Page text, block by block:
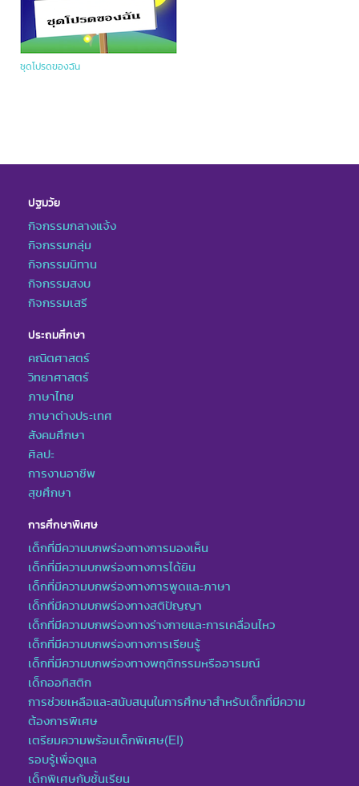
ชุดโปรดของฉัน
ปฐมวัย
กิจกรรมกลางแจ้ง
กิจกรรมกลุ่ม
กิจกรรมนิทาน
กิจกรรมสงบ
กิจกรรมเสรี
ประถมศึกษา
คณิตศาสตร์
วิทยาศาสตร์
ภาษาไทย
ภาษาต่างประเทศ
สังคมศึกษา
ศิลปะ
การงานอาชีพ
สุขศึกษา
การศึกษาพิเศษ
เด็กที่มีความบกพร่องทางการมองเห็น
เด็กที่มีความบกพร่องทางการได้ยิน
เด็กที่มีความบกพร่องทางการพูดและภาษา
เด็กที่มีความบกพร่องทางสติปัญญา
เด็กที่มีความบกพร่องทางร่างกายและการเคลื่อนไหว
เด็กที่มีความบกพร่องทางการเรียนรู้
เด็กที่มีความบกพร่องทางพฤติกรรมหรืออารมณ์
เด็กออทิสติก
การช่วยเหลือและสนับสนุนในการศึกษาสำหรับเด็กที่มีความ
ต้องการพิเศษ
เตรียมความพร้อมเด็กพิเศษ(EI)
รอบรู้เพื่อดูแล
เด็กพิเศษกับชั้นเรียน